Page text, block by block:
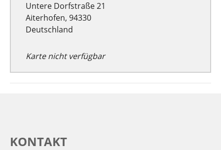
Untere Dorfstraße 21
Aiterhofen, 94330
Deutschland
Karte nicht verfügbar
KONTAKT